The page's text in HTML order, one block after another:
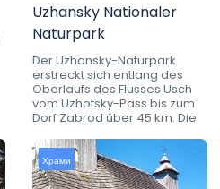
Uzhansky Nationaler
Naturpark
Der Uzhansky-Naturpark
erstreckt sich entlang des
Oberlaufs des Flusses Usch
vom Uzhotsky-Pass bis zum
Dorf Zabrod über 45 km. Die
Храми